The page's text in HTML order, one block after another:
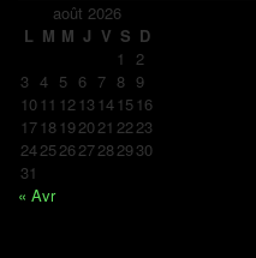
août 2026
L M M J V S D
1 2
3 4 5 6 7 8 9
10 11 12 13 14 15 16
17 18 192021 2223
24252627282930
31
« Avr